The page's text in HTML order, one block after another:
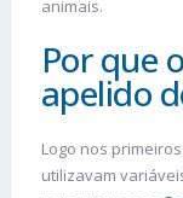
animais.
Por que
apelido
Logo nos
utilizavam